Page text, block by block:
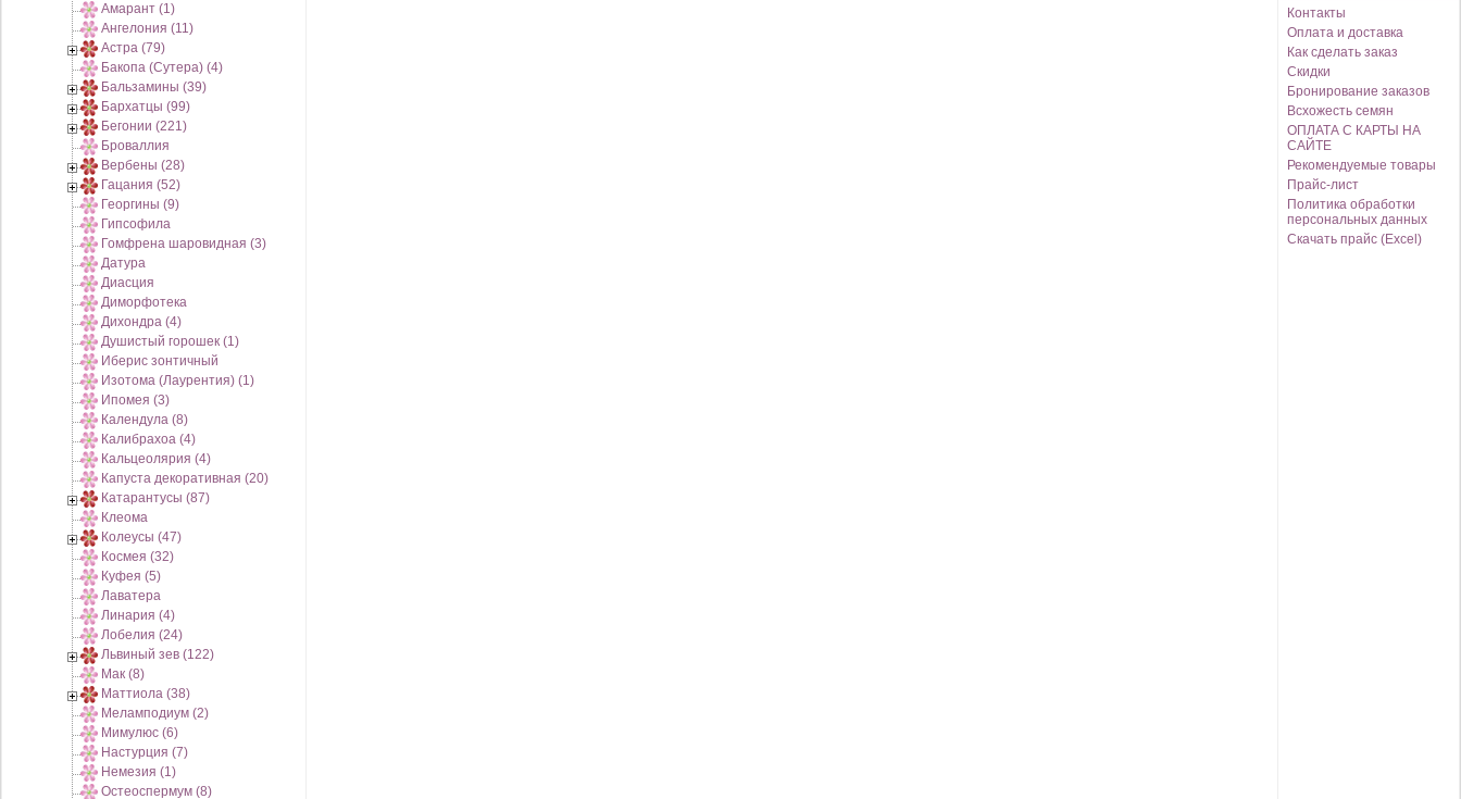
Амарант (1)
Ангелония (11)
Астра (79)
Бакопа (Сутера) (4)
Бальзамины (39)
Бархатцы (99)
Бегонии (221)
Броваллия
Вербены (28)
Гацания (52)
Георгины (9)
Гипсофила
Гомфрена шаровидная (3)
Датура
Диасция
Диморфотека
Дихондра (4)
Душистый горошек (1)
Иберис зонтичный
Изотома (Лаурентия) (1)
Ипомея (3)
Календула (8)
Калибрахоа (4)
Кальцеолярия (4)
Капуста декоративная (20)
Катарантусы (87)
Клеома
Колеусы (47)
Космея (32)
Куфея (5)
Лаватера
Линария (4)
Лобелия (24)
Львиный зев (122)
Мак (8)
Маттиола (38)
Меламподиум (2)
Мимулюс (6)
Настурция (7)
Немезия (1)
Остеоспермум (8)
Контакты
Оплата и доставка
Как сделать заказ
Скидки
Бронирование заказов
Всхожесть семян
ОПЛАТА С КАРТЫ НА
САЙТЕ
Рекомендуемые товары
Прайс-лист
Политика обработки
персональных данных
Скачать прайс (Excel)